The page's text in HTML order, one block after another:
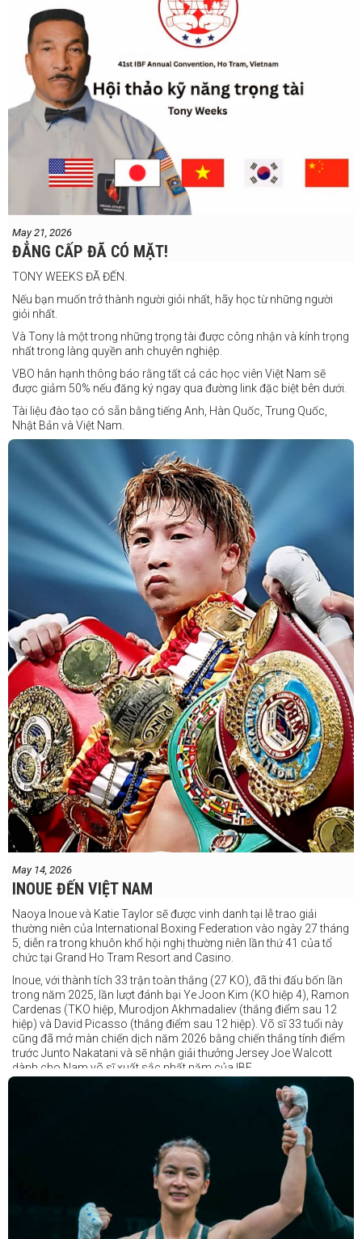
Junny Bugas vs Jeven Villacite
Claire Villarosa vs Felipe Tiempo
Các trận undercard
Jeff Santos vs Miller Alapormina
Yuga Ozaki vs Jonathan Refugio
Wesley Caga vs Sandy Volante
Ricson Hanginan vs Harry Omac
Salvador Gajana vs Wendel Babasol
Cherry Mae Rosas vs Charimae Salvador
Daniel Balois vs Sherwin Andes
Vincent Siordia vs Kresler Tenorio
Jeffer Rhoy Mendoza vs Eranio Pisador
Mikko Camingawan vs Rovick Embuscado
Meredy Michael vs Aisah Alico
Ian Carl Muyso vs Marvin Zamora
Franz Carl Muyso vs Ariel Antonio
Hãy rủ bạn bè và gia đình cùng tham gia để tận hưởng một ngày
tuyệt vời và chứng kiến QUYỀN ANH Ở ĐỈNH CAO NHẤT!
May 21, 2026
ĐẲNG CẤP ĐÃ CÓ MẶT!
TONY WEEKS ĐÃ ĐẾN.
Nếu bạn muốn trở thành người giỏi nhất, hãy học từ những người
giỏi nhất.
Và Tony là một trong những trọng tài được công nhận và kính trọng
nhất trong làng quyền anh chuyên nghiệp.
VBO hân hạnh thông báo rằng tất cả các học viên Việt Nam sẽ
được giảm 50% nếu đăng ký ngay qua đường link đặc biệt bên dưới.
Tài liệu đào tạo có sẵn bằng tiếng Anh, Hàn Quốc, Trung Quốc,
Nhật Bản và Việt Nam.
Số lượng chỗ có hạn, hãy nhanh tay đăng ký!
May 14, 2026
INOUE ĐẾN VIỆT NAM
Naoya Inoue và Katie Taylor sẽ được vinh danh tại lễ trao giải
thường niên của International Boxing Federation vào ngày 27 tháng
5, diễn ra trong khuôn khổ hội nghị thường niên lần thứ 41 của tổ
chức tại Grand Ho Tram Resort and Casino.
Inoue, với thành tích 33 trận toàn thắng (27 KO), đã thi đấu bốn lần
trong năm 2025, lần lượt đánh bại Ye Joon Kim (KO hiệp 4), Ramon
Cardenas (TKO hiệp, Murodjon Akhmadaliev (thắng điểm sau 12
hiệp) và David Picasso (thắng điểm sau 12 hiệp). Võ sĩ 33 tuổi này
cũng đã mở màn chiến dịch năm 2026 bằng chiến thắng tính điểm
trước Junto Nakatani và sẽ nhận giải thưởng Jersey Joe Walcott
dành cho Nam võ sĩ xuất sắc nhất năm của IBF.
Trong khi đó, Katie Taylor sẽ được trao danh hiệu Nữ võ sĩ xuất sắc
Dù chỉ thi đấu một trận trong năm 2025, nhưng đó lại là một trong
những màn trình diễn ấn tượng nhất trong sự nghiệp lẫy lừng với
thành tích 25 thắng - 1 thua (6 KO) của Taylor. Cô đã đánh bại đối
thủ lâu năm Amanda Serrano bằng chiến thắng tính điểm đồng
thuận trong trận thứ ba — và có thể là cuối cùng — của cặp đấu này
tại Madison Square Garden vào tháng 7.
Chiến thắng này nối tiếp hai trận thắng gây nhiều tranh cãi trước